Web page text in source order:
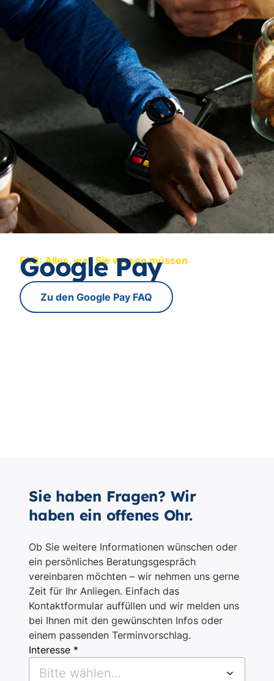
Sie haben Fragen? Wir
haben ein offenes Ohr.
Ob Sie weitere Informationen wünschen oder
ein persönliches Beratungsgespräch
vereinbaren möchten – wir nehmen uns gerne
Zeit für Ihr Anliegen. Einfach das
Kontaktformular auffüllen und wir melden uns
bei Ihnen mit den gewünschten Infos oder
einem passenden Terminvorschlag.
Interesse *
Bitte wählen...